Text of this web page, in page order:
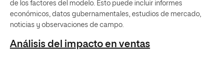
de los factores del modelo. Esto puede incluir informes
económicos, datos gubernamentales, estudios de mercado,
noticias y observaciones de campo.
Análisis del impacto en ventas